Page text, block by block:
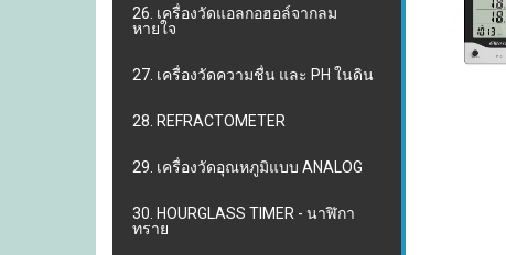
26. เครื่องวัดแอลกอฮอล์จากลม
หายใจ
27. เครื่องวัดความชื่น และ PH ในดิน
28. REFRACTOMETER
29. เครื่องวัดอุณหภูมิแบบ ANALOG
30. HOURGLASS TIMER - นาฬิกา
ทราย